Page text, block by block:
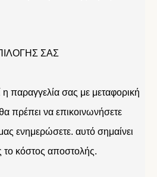
ΣΑΣ
η παραγγελία σας με μεταφορική
πρέπει να επικοινωνήσετε
ενημερώσετε. αυτό σημαίνει
το κόστος αποστολής.